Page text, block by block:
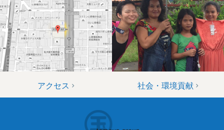
アクセス 社会・環境貢献